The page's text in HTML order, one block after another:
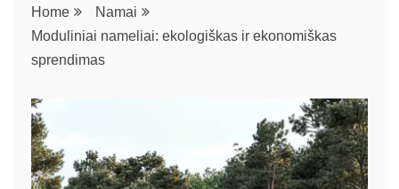
Home
Namai
Moduliniai nameliai: ekologiškas ir ekonomiškas
sprendimas